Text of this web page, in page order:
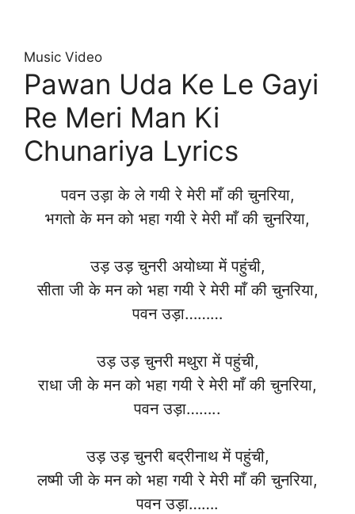
Music Video
Pawan Uda Ke Le Gayi
Re Meri Man Ki
Chunariya Lyrics
पवन उड़ा के ले गयी रे मेरी माँ की चुनरिया,
भगतो के मन को भहा गयी रे मेरी माँ की चुनरिया,
उड़ उड़ चुनरी अयोध्या में पहुंची,
सीता जी के मन को भहा गयी रे मेरी माँ की चुनरिया,
पवन उड़ा………
उड़ उड़ चुनरी मथुरा में पहुंची,
राधा जी के मन को भहा गयी रे मेरी माँ की चुनरिया,
पवन उड़ा……..
उड़ उड़ चुनरी बद्रीनाथ में पहुंची,
लष्मी जी के मन को भहा गयी रे मेरी माँ की चुनरिया,
पवन उड़ा…….